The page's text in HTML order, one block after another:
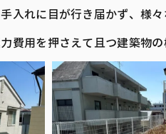
入れに目が行き届かず、様々
費用を押さえて且つ建築物